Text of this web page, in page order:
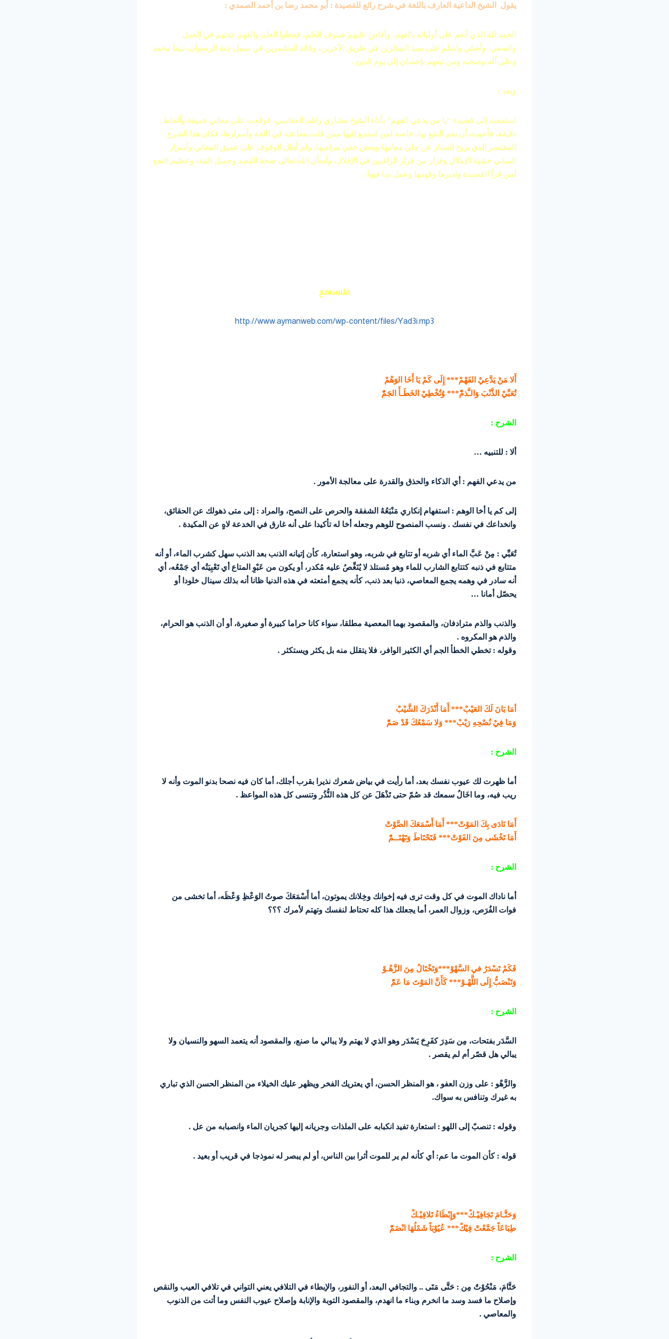
يقول الشيخ الداعية العارف باللغة في شرح رائع للقصيدة : أبو محمد رضا بن أحمد الصمدي :
الحمد لله الذي أنعم على أوليائه بالفهم، وأفاض عليهم صنوف العلم، فجعلوا العلم والفهم عدتهم في العمل
والسعي، وأصلي واسلم على سيد السائرين في طريق الآخرين، وقائد المشمرين في سبيل جنة الرضوان، نبينا محمد
وعلى آله وصحبه ومن تبعهم بإحسان إلى يوم الدين .
وبعد :
استمعت إلى قصيدة “يا من يدعي الفهم” بأداء الشيخ مشاري راشد العفاسي، فوقعت على معاني عميقة وألفاظ
دقيقة، فأحببت أن يعم النفع بها، خاصة لمن استمع إليها ممن قلت بضاعته في اللغة وأسرارها، فكان هذا الشرح
المختصر الذي يزيح الستار عن جلي معانيها وبعض خفي مراميها، ولم أطل الوقوف على عميق المعاني وأسرار
المباني خشية الإملال وفرار من فرار الراغبين في الإقلال، وأسأل الله تعالى صحة القصد وجميل النية، وعظيم النفع
لمن قرأ القصيدة وتدبرها وفهمها وعمل بما فيها .
فلنستمع
http://www.aymanweb.com/wp-content/files/Yad3i.mp3
أَلا مَنْ يَدَّعِيْ الفَهْمْ*** إِلَى كَمْ يَا أَخَا الوَهْمْ
تُعَبِّيْ الذَّنْبَ وَالـَّذمّْ*** وُتُخْطِيْ الخَطَـأَ الجَمّْ
الشرح :
ألا : للتنبيه …
من يدعي الفهم : أي الذكاء والحذق والقدرة على معالجة الأمور .
إلى كم يا أخا الوهم : استفهام إنكاري مَنْبَعُهُ الشفقة والحرص على النصح، والمراد : إلى متى ذهولك عن الحقائق،
وانخداعك في نفسك . ونسب المنصوح للوهم وجعله أخا له تأكيدا على أنه غارق في الخدعة لاهٍ عن المكيدة .
تُعَبِّي : مِنْ عَبَّ الماء أي شربه أو تتابع في شربه، وهو استعارة، كأن إتيانه الذنب بعد الذنب سهل كشرب الماء، أو أنه
متتابع في ذنبه كتتابع الشارب للماء وهو مُستلذ لا يُنَغِّصُ عليه مُكدر، أو يكون من عَبْوِ المتاع أي تَعْبِيَتُه أي جَمْعُه، أي
أنه سادر في وهمه يجمع المعاصي، ذنبا بعد ذنب، كأنه يجمع أمتعته في هذه الدنيا ظانا أنه بذلك سينال خلودا أو
يحصّل أمانا …
والذنب والذم مترادفان، والمقصود بهما المعصية مطلقا، سواء كانا حراما كبيرة أو صغيرة، أو أن الذنب هو الحرام،
والذم هو المكروه .
وقوله : تخطي الخطأ الجم أي الكثير الوافر، فلا يتقلل منه بل يكثر ويستكثر .
أمَا بَانَ لَكَ العَيْبْ*** أَمَا أَنْذَرَكَ الشَّيْبْ
وَمَا فِيْ نُصْحِهِ رَيْبْ*** وَلا سَمْعُكَ قَدْ صَمّْ
الشرح :
أما ظهرت لك عيوب نفسك بعد، أما رأيت في بياض شعرك نذيرا بقرب أجلك، أما كان فيه نصحا بدنو الموت وأنه لا
ريب فيه، وما اخَالُ سمعك قد صُمّ حتى تَذْهَلَ عن كل هذه النُّذُر وتنسى كل هذه المواعظ .
أَمَا نَادَى بِكَ المَوْتْ*** أَمَا أَسْمَعَكَ الصَّوْتْ
أَمَا تَخْشَى مِنَ الفَوْتْ*** فَتَحْتَاطَ وَتَهْتَــمّْ
الشرح :
أما ناداك الموت في كل وقت ترى فيه إخوانك وخِلانك يموتون، أما أَسْمَعَكَ صوتُ الوَعْظِ وَعْظَه، أما تخشى من
فوات الفُرَص، وزوال العمر، أما يجعلك هذا كله تحتاط لنفسك وتهتم لأمرك ؟؟؟
فَكَمْ تَسْدَرُ في السَّهْوْ***وَتَخْتَالُ مِنَ الزَّهْـوْ
وَتَنْصَبُّ إِلَى اللَّهْـوْ*** كَأَنَّ المَوْتَ مَا عَمّْ
الشرح :
السَّدَر بفتحات، مِن سَدِرَ كفَرِحَ يَسْدَر وهو الذي لا يهتم ولا يبالي ما صنع، والمقصود أنه يتعمد السهو والنسيان ولا
يبالي هل قصّر أم لم يقصر .
والزَّهْو : على وزن العفو ، هو المنظر الحسن، أي يعتريك الفخر ويظهر عليك الخيلاء من المنظر الحسن الذي تباري
به غيرك وتنافس به سواك.
وقوله : تنصبّ إلى اللهو : استعارة تفيد انكبابه على الملذات وجريانه إليها كجريان الماء وانصبابه من عل .
قوله : كأن الموت ما عم: أي كأنه لم ير للموت أثرا بين الناس، أو لم يبصر له نموذجا في قريب أو بعيد .
وَحَتَّـامَ تَجَافِيْـكْ***وَإِبْطَاءُ تَلافِيْـكْ
طِبَاعَاً جَمَّعْتْ فِيْكْ*** عُيُوْبَاً شَمْلُهَا انْضَمّْ
الشرح :
حَتَّامَ، مَنْحُوْتٌ مِن : حَتَّى مَتَى .. والتجافي البعد، أو النفور، والإبطاء في التلافي يعني التواني في تلافي العيب والنقص
وإصلاح ما فسد وسد ما انخرم وبناء ما انهدم، والمقصود التوبة والإنابة وإصلاح عيوب النفس وما أتت من الذنوب
والمعاصي .